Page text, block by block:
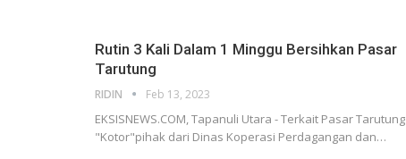
Rutin 3 Kali Dalam 1 Minggu Bersihkan Pasar
Tarutung
RIDIN Feb 13, 2023
EKSISNEWS.COM, Tapanuli Utara - Terkait Pasar Tarutung
"Kotor"pihak dari Dinas Koperasi Perdagangan dan…